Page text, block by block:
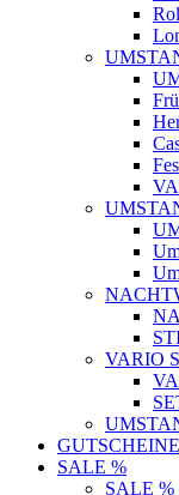
VARIO
GUTSCHEINE
SALE %
SALE %